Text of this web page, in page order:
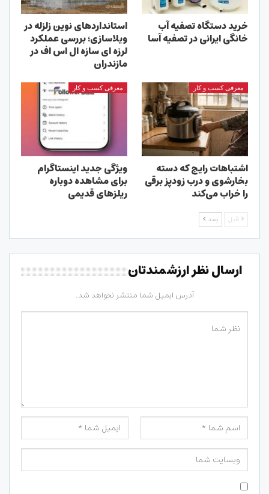
خرید دستگاه تصفیه آب
خانگی ایرانی در تصفیه آسا
استانداردهای نوین زلزله در
ویلاسازی؛ بررسی عملکرد
لرزه ای سازه ال اس اف در
مازندران
معرفی کسب و کار
اشتباهات رایج که دسته
بخارشوی و درب زودپز برقی
را خراب می‌کند
معرفی کسب و کار
ویژگی جدید اینستاگرام
برای مشاهده دوباره
ریلزهای قدیمی
قبل بعد
ارسال نظر ارزشمندتان
آدرس ایمیل شما منتشر نخواهد شد.